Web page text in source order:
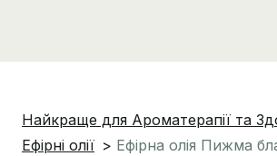
Найкраще для Ароматерапії та
Ефірні олії
Ефірна олія Пижма